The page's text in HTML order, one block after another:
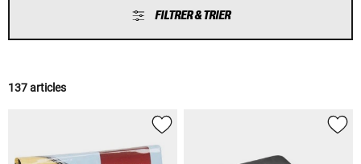
FILTRER & TRIER
137 articles